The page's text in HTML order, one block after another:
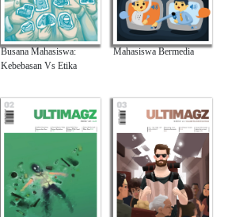
Busana Mahasiswa:
Kebebasan Vs Etika
Mahasiswa Bermedia